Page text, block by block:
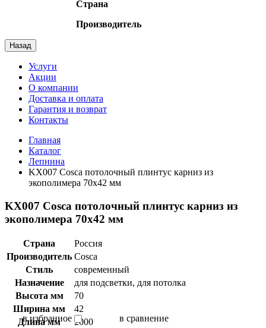
Страна
Производитель
Назад
Услуги
Акции
О компании
Доставка и оплата
Гарантия и возврат
Контакты
Главная
Каталог
Лепнина
KX007 Cosca потолочный плинтус карниз из
экополимера 70х42 мм
KX007 Cosca потолочный плинтус карниз из
экополимера 70х42 мм
Страна
Россия
Производитель Cosca
Стиль
современный
Назначение
для подсветки, для потолка
Высота мм
70
Ширина мм
42
Длина мм
2000
в избранное в сравнение